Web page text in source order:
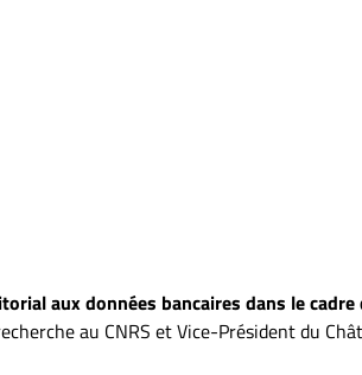
aux données bancaires dans le cadre
au CNRS et Vice-Président du